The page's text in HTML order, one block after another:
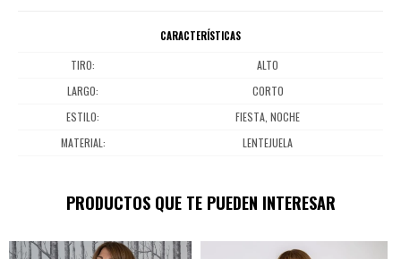
CARACTERÍSTICAS
TIRO
ALTO
LARGO
CORTO
ESTILO
FIESTA, NOCHE
MATERIAL
LENTEJUELA
PRODUCTOS QUE TE PUEDEN INTERESAR